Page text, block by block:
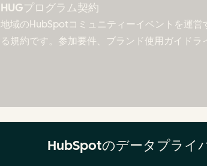
HUGプログラム契約
地域のHubSpotコミュニティーイベントを運
る規約です。参加要件、ブランド使用ガイドラ
HubSpotのデータプライ